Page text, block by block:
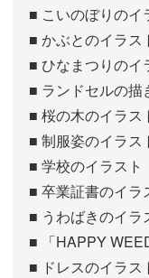
■ こいのぼりのイ
■ かぶとのイラス
■ ひなまつりのイ
■ ランドセルの描
■ 桜の木のイラス
■ 制服姿のイラス
■ 学校のイラスト
■ 卒業証書のイラ
■ うわばきのイラ
■ 「HAPPY
■ ドレスのイラス